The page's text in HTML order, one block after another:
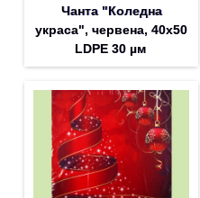
Чанта "Коледна
украса", червена, 40х50
LDPE 30 µм